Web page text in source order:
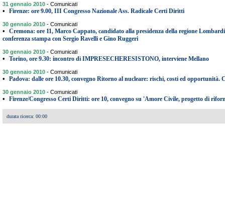
31 gennaio 2010 - Comunicati
• Firenze: ore 9.00, III Congresso Nazionale Ass. Radicale Certi Diritti
30 gennaio 2010 - Comunicati
•
Cremona: ore 11, Marco Cappato, candidato alla presidenza della regione
conferenza stampa con Sergio Ravelli e Gino Ruggeri
30 gennaio 2010 - Comunicati
• Torino, ore 9.30: incontro di IMPRESECHERESISTONO, interviene Mellano
30 gennaio 2010 - Comunicati
• Padova: dalle ore 10.30, convegno Ritorno al nucleare: rischi, costi ed opportunità.
30 gennaio 2010 - Comunicati
• Firenze/Congresso Certi Diritti: ore 10, convegno su 'Amore Civile, progetto di
durata ricerca: 00:00